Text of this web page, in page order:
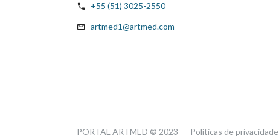
+55 (51) 3025-2550
artmed1@artmed.com
PORTAL ARTMED © 2023 Políticas de privacidade